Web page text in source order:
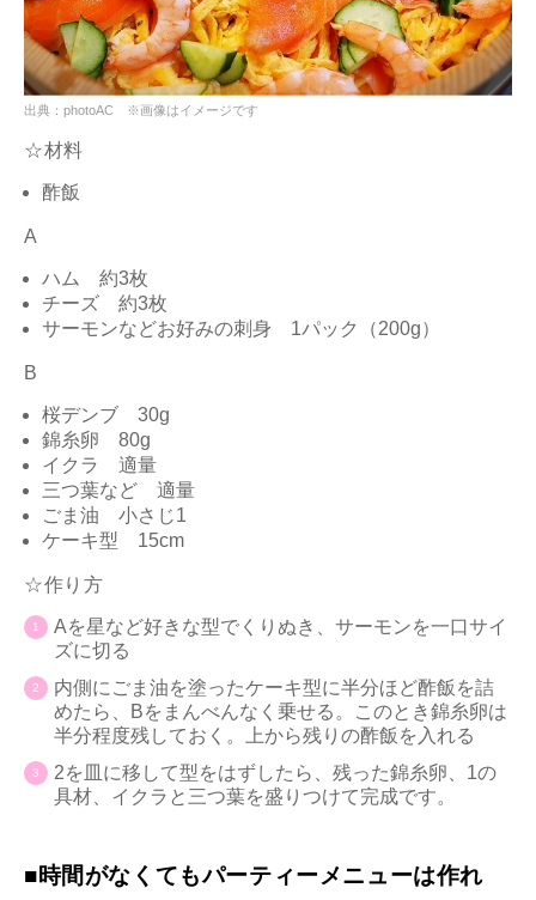
出典：photoAC ※画像はイメージです
☆材料
酢飯
A
ハム 約3枚
チーズ 約3枚
サーモンなどお好みの刺身 1パック（200g）
B
桜デンブ 30g
錦糸卵 80g
イクラ 適量
三つ葉など 適量
ごま油 小さじ1
ケーキ型 15cm
☆作り方
Aを星など好きな型でくりぬき、サーモンを一口サイ
ズに切る
内側にごま油を塗ったケーキ型に半分ほど酢飯を詰
めたら、Bをまんべんなく乗せる。このとき錦糸卵は
半分程度残しておく。上から残りの酢飯を入れる
2を皿に移して型をはずしたら、残った錦糸卵、1の
具材、イクラと三つ葉を盛りつけて完成です。
■時間がなくてもパーティーメニューは作れ